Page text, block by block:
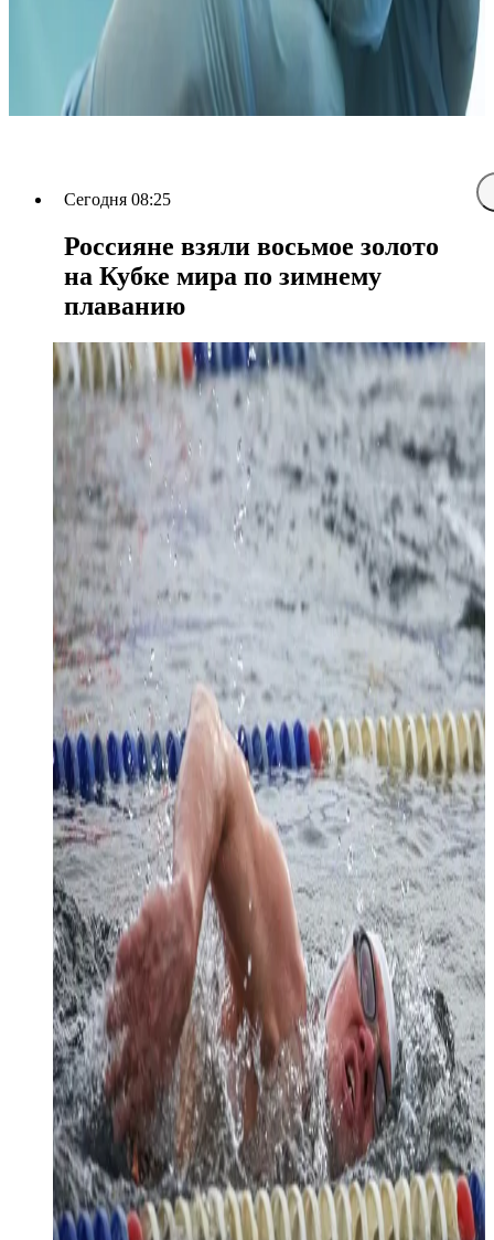
Сегодня 08:25
Россияне взяли восьмое золото
на Кубке мира по зимнему
плаванию